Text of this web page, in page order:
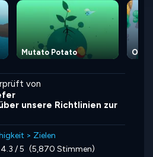
Mutato Potato Om
von
unsere Richtlinien zur
> Zielen
4.3 / 5 (5,870 Stimmen)